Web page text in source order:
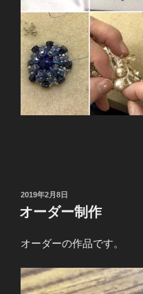
投
稿
日:
2019年2月8日
オーダー制作
オーダーの作品です。